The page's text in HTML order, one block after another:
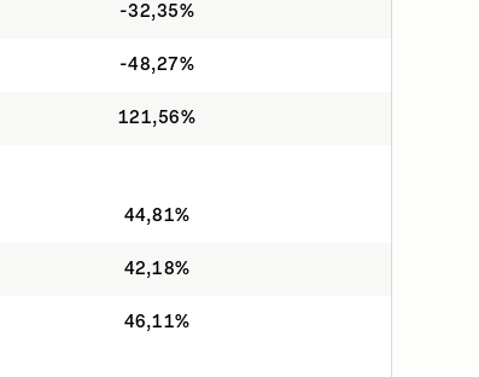
-32,35%
-48,27%
121,56%
44,81%
42,18%
46,11%